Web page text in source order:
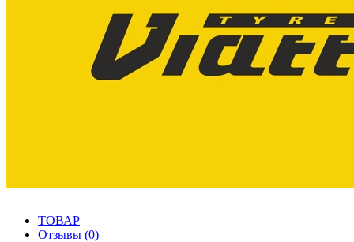
ТОВАР
Отзывы (0)